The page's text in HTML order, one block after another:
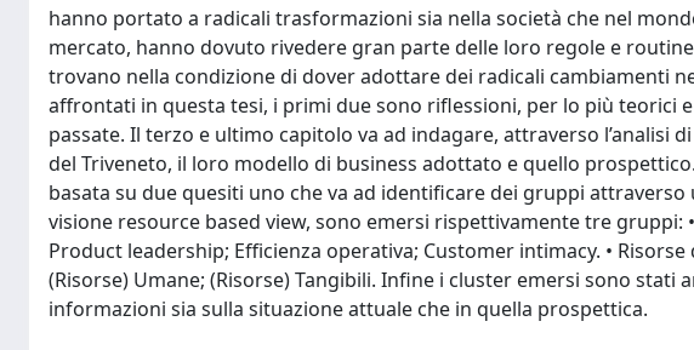
hanno portato a radicali trasformazioni sia nella società che nel
mercato, hanno dovuto rivedere gran parte delle loro regole e
trovano nella condizione di dover adottare dei radicali cambiamenti
affrontati in questa tesi, i primi due sono riflessioni, per lo più teorici
passate. Il terzo e ultimo capitolo va ad indagare, attraverso
del Triveneto, il loro modello di business adottato e quello
basata su due quesiti uno che va ad identificare dei gruppi attraverso
visione resource based view, sono emersi rispettivamente tre
Product leadership; Efficienza operativa; Customer intimacy. •
(Risorse) Umane; (Risorse) Tangibili. Infine i cluster emersi sono
informazioni sia sulla situazione attuale che in quella prospettica.